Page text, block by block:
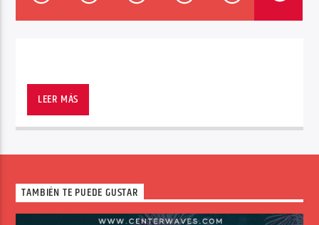
Center Waves
LEER MÁS
TAMBIÉN TE PUEDE GUSTAR